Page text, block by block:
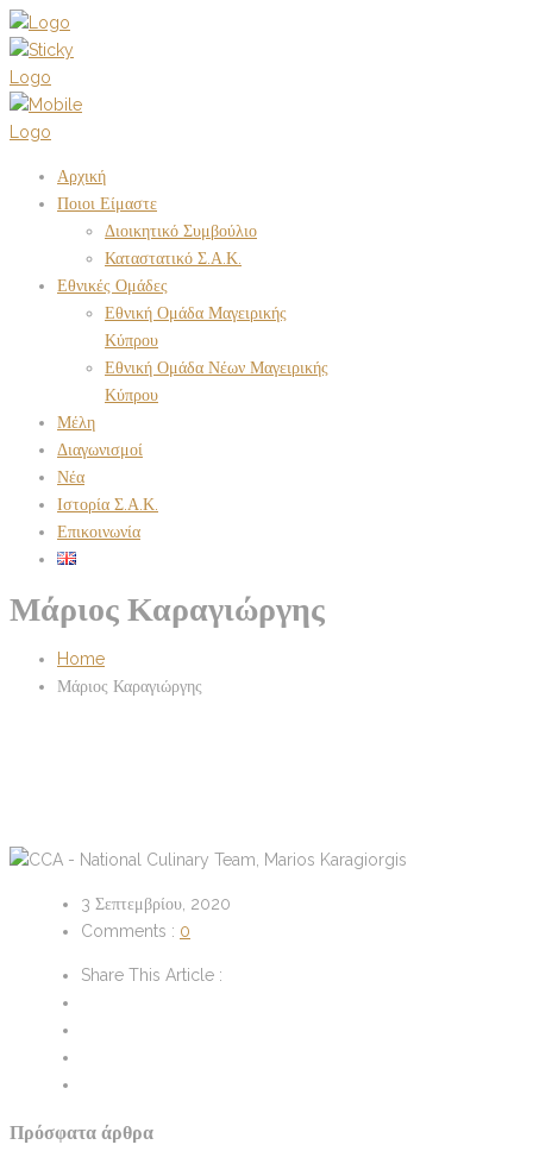
Αρχική
Ποιοι Είμαστε
Διοικητικό Συμβούλιο
Καταστατικό Σ.Α.Κ.
Εθνικές Ομάδες
Εθνική Ομάδα Μαγειρικής
Κύπρου
Εθνική Ομάδα Νέων Μαγειρικής
Κύπρου
Μέλη
Διαγωνισμοί
Νέα
Ιστορία Σ.Α.Κ.
Επικοινωνία
Μάριος Καραγιώργης
Home
Μάριος Καραγιώργης
3 Σεπτεμβρίου, 2020
Comments : 0
Share This Article :
Πρόσφατα άρθρα